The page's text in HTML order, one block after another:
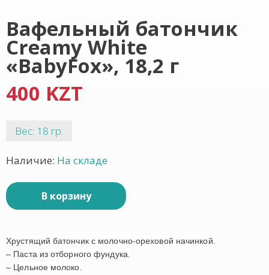
Вафельный батончик
Creamy White
«BabyFox», 18,2 г
400 KZT
Вес: 18 гр.
Наличие: На складе
В корзину
Хрустящий батончик с молочно-ореховой начинкой.
– Паста из отборного фундука.
– Цельное молоко.